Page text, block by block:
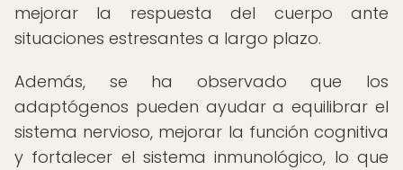
mejorar la respuesta del cuerpo ante
situaciones estresantes a largo plazo.
Además, se ha observado que los
adaptógenos pueden ayudar a equilibrar el
sistema nervioso, mejorar la función cognitiva
y fortalecer el sistema inmunológico, lo que